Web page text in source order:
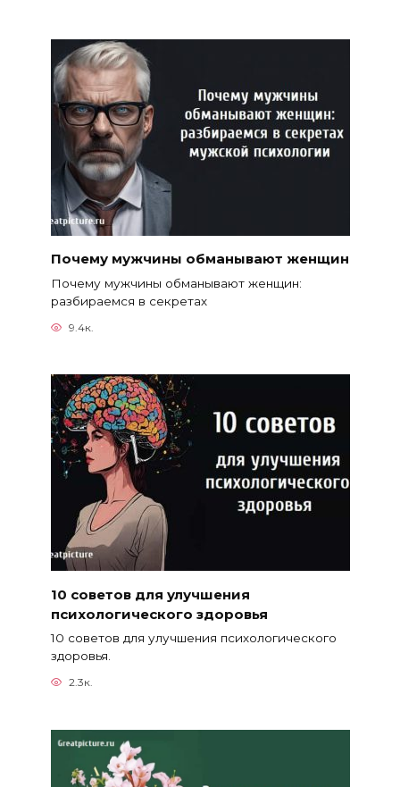
Почему мужчины обманывают женщин
Почему мужчины обманывают женщин:
разбираемся в секретах
9.4к.
10 советов для улучшения
психологического здоровья
10 советов для улучшения психологического
здоровья.
2.3к.